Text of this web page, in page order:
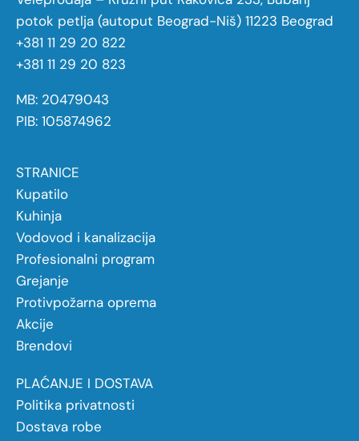
potok petlja (autoput Beograd-Niš) 11223 Beograd
+381 11 29 20 822
+381 11 29 20 823
MB: 20479043
PIB: 105874962
STRANICE
Kupatilo
Kuhinja
Vodovod i kanalizacija
Profesionalni program
Grejanje
Protivpožarna oprema
Akcije
Brendovi
PLAĆANJE I DOSTAVA
Politika privatnosti
Dostava robe